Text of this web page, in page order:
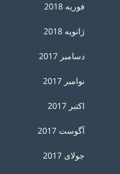
فوریه 2018
ژانویه 2018
دسامبر 2017
نوامبر 2017
اکتبر 2017
آگوست 2017
جولای 2017